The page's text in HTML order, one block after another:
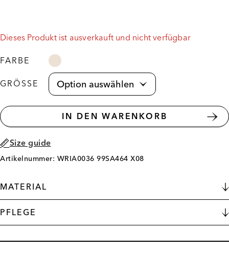
Dieses Produkt ist ausverkauft und nicht verfügbar
FARBE
GRÖSSE
IN DEN WARENKORB
Size guide
Artikelnummer: WRIA0036 99SA464 X08
MATERIAL
PFLEGE